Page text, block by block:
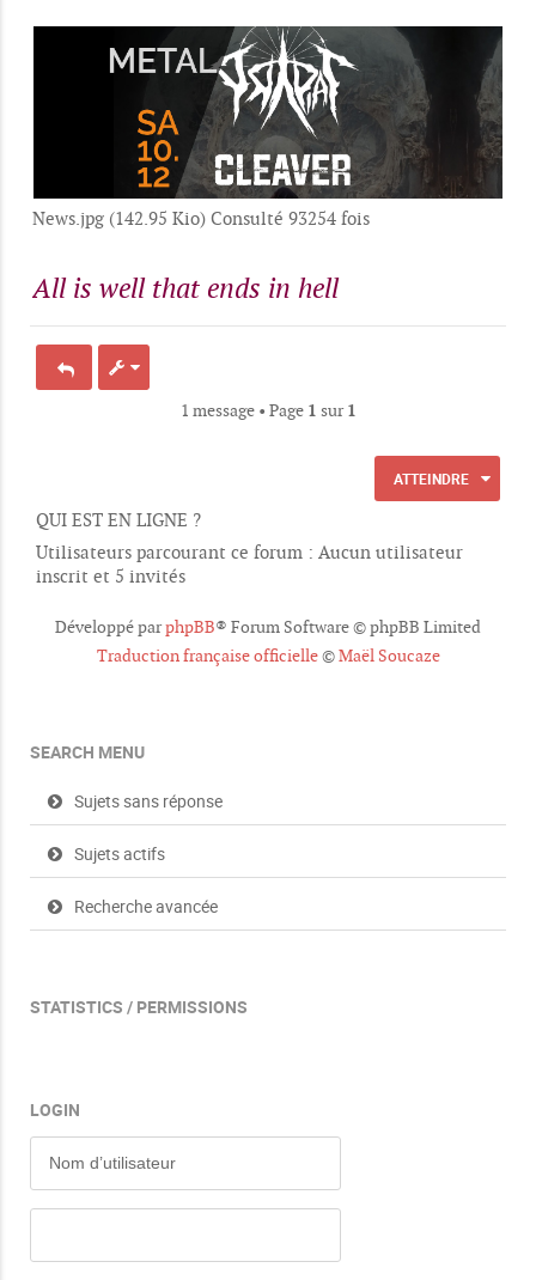
News.jpg (142.95 Kio) Consulté 93254 fois
All is well that ends in hell
1 message • Page 1 sur1
ATTEINDRE
QUI EST EN LIGNE ?
Utilisateurs parcourant ce forum : Aucun utilisateur
inscrit et 5 invités
Développé parphpBB® Forum Software © phpBB Limited
Traduction française officielle©Maël Soucaze
SEARCH MENU
Sujets sans réponse
Sujets actifs
Recherche avancée
STATISTICS / PERMISSIONS
LOGIN